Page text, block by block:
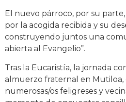
El nuevo párroco, por su
por la acogida recibida y su
construyendo juntos una
abierta al Evangelio”.
Tras la Eucaristía, la jornada
almuerzo fraternal en
numerosas/os feligreses y